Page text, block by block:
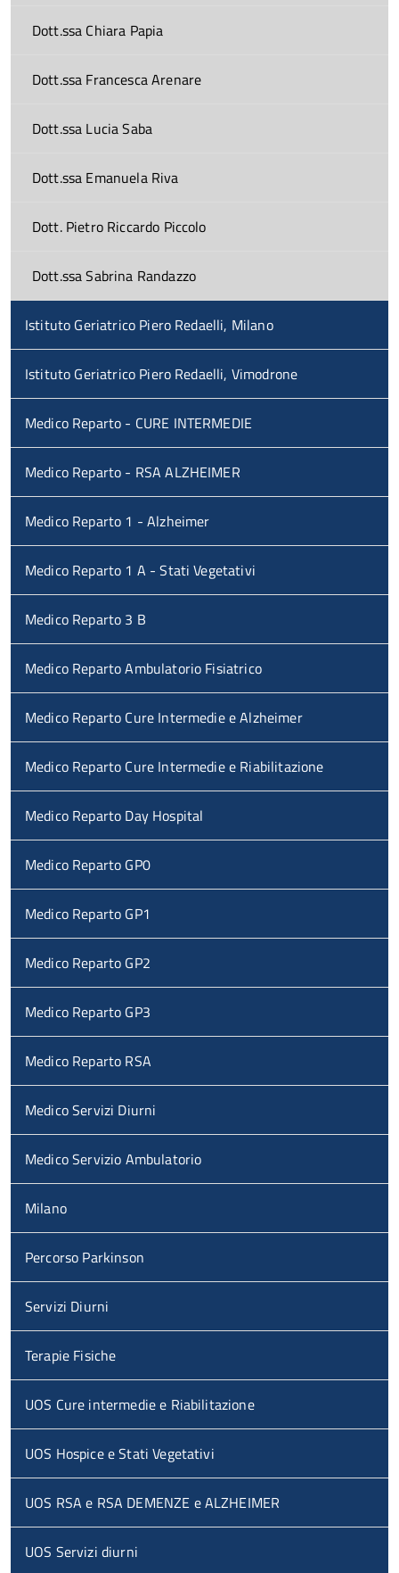
Dott.ssa Chiara Papia
Dott.ssa Francesca Arenare
Dott.ssa Lucia Saba
Dott.ssa Emanuela Riva
Dott. Pietro Riccardo Piccolo
Dott.ssa Sabrina Randazzo
Istituto Geriatrico Piero Redaelli, Milano
Istituto Geriatrico Piero Redaelli, Vimodrone
Medico Reparto - CURE INTERMEDIE
Medico Reparto - RSA ALZHEIMER
Medico Reparto 1 - Alzheimer
Medico Reparto 1 A - Stati Vegetativi
Medico Reparto 3 B
Medico Reparto Ambulatorio Fisiatrico
Medico Reparto Cure Intermedie e Alzheimer
Medico Reparto Cure Intermedie e Riabilitazione
Medico Reparto Day Hospital
Medico Reparto GP0
Medico Reparto GP1
Medico Reparto GP2
Medico Reparto GP3
Medico Reparto RSA
Medico Servizi Diurni
Medico Servizio Ambulatorio
Milano
Percorso Parkinson
Servizi Diurni
Terapie Fisiche
UOS Cure intermedie e Riabilitazione
UOS Hospice e Stati Vegetativi
UOS RSA e RSA DEMENZE e ALZHEIMER
UOS Servizi diurni